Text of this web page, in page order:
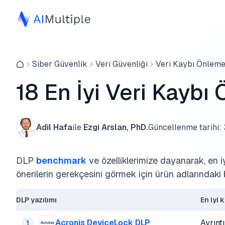
Siber Güvenlik Veri Güvenliği Veri Kaybı Önleme
18 En İyi Veri Kaybı
Adil Hafaile Ezgi Arslan, PhD.Güncellenme tarihi:
DLP benchmark ve özelliklerimize dayanarak, en
önerilerin gerekçesini görmek için ürün adlarındaki
DLP yazılımı En iyi
1 Acronis DeviceLock DLP